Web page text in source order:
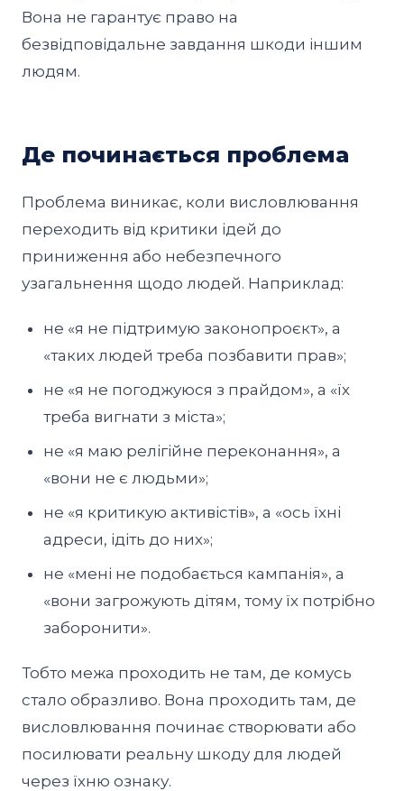
Вона не гарантує право на
безвідповідальне завдання шкоди іншим
людям.
Де починається проблема
Проблема виникає, коли висловлювання
переходить від критики ідей до
приниження або небезпечного
узагальнення щодо людей. Наприклад:
не «я не підтримую законопроєкт», а
«таких людей треба позбавити прав»;
не «я не погоджуюся з прайдом», а «їх
треба вигнати з міста»;
не «я маю релігійне переконання», а
«вони не є людьми»;
не «я критикую активістів», а «ось їхні
адреси, ідіть до них»;
не «мені не подобається кампанія», а
«вони загрожують дітям, тому їх потрібно
заборонити».
Тобто межа проходить не там, де комусь
стало образливо. Вона проходить там, де
висловлювання починає створювати або
посилювати реальну шкоду для людей
через їхню ознаку.